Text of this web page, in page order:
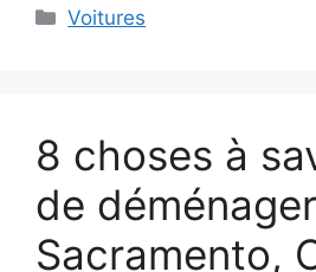
Categories
Voitures
8 choses à
de
Sacramento,